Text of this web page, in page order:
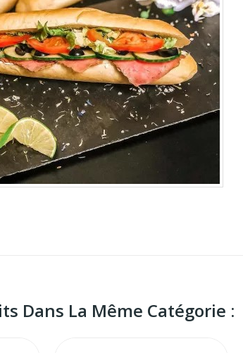
Dans La Même Catégorie :